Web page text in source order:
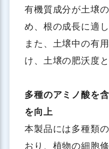
有機質成分が土壌
め、根の成長に適
また、土壌中の有
け、土壌の肥沃度
多種のアミノ酸を
を向上
本製品には多種類
おり、植物の細胞